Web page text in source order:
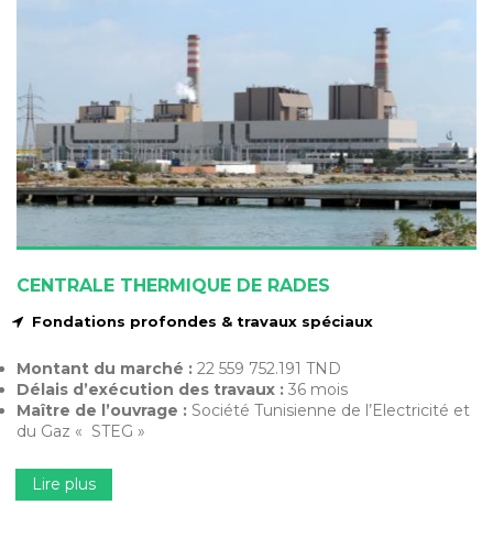
CENTRALE THERMIQUE DE RADES
Fondations profondes & travaux spéciaux
Montant du marché : 22 559 752.191 TND
Délais d’exécution des travaux : 36 mois
Maître de l’ouvrage : Société Tunisienne de l’Electricité et
du Gaz « STEG »
Lire plus